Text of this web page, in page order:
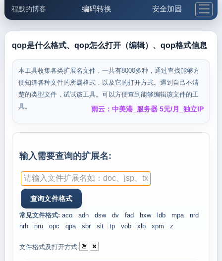
程默的博客 编码转换 安全加固
邮件工具 生活便民 更多工具
5.1支付宝大红包
qop是什么格式、qop怎么打开（编辑）、qop格式信息
本工具收集各类扩展名文件，一共有8000多种，通过查找能够方
便知道各种文件的所属格式，以及它的打开方式。遇到自己不清
楚的类型文件，试试该工具。可以方便查到能够编辑该文件的工
具。
雨云：中美港_服务器 5元/月_独立IP
输入需要查询的扩展名:
常见文件格式: aco adn dsw dv fad hxw ldb mpa
nrd
nrh
nru opc qpa sbr sit tp vob xlb xpm z
文件格式及打开方式: